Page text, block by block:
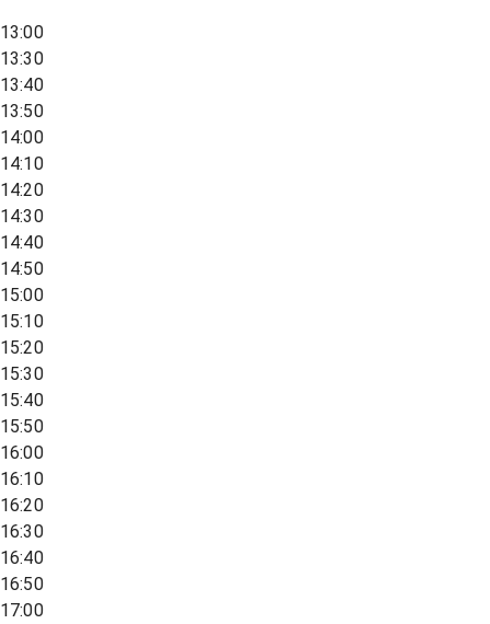
13:00
13:30
13:40
13:50
14:00
14:10
14:20
14:30
14:40
14:50
15:00
15:10
15:20
15:30
15:40
15:50
16:00
16:10
16:20
16:30
16:40
16:50
17:00